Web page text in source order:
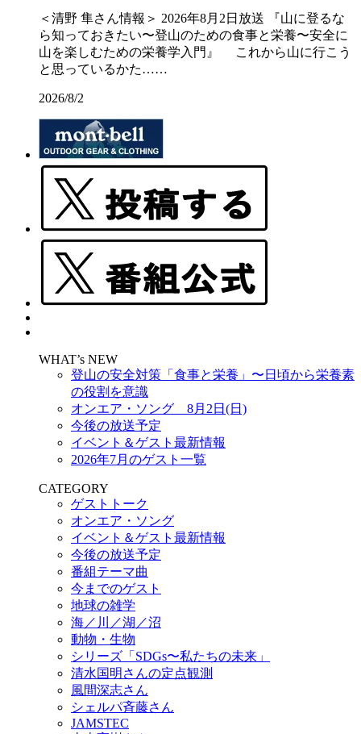
＜清野 隼さん情報＞ 2026年8月2日放送 『山に登るな
ら知っておきたい〜登山のための食事と栄養〜安全に
山を楽しむための栄養学入門』 これから山に行こう
と思っているかた……
2026/8/2
WHAT’s NEW
登山の安全対策「食事と栄養」〜日頃から栄養素
の役割を意識
オンエア・ソング 8月2日(日)
今後の放送予定
イベント＆ゲスト最新情報
2026年7月のゲスト一覧
CATEGORY
ゲストトーク
オンエア・ソング
イベント＆ゲスト最新情報
今後の放送予定
番組テーマ曲
今までのゲスト
地球の雑学
海／川／湖／沼
動物・生物
シリーズ「SDGs〜私たちの未来」
清水国明さんの定点観測
風間深志さん
シェルパ斉藤さん
JAMSTEC